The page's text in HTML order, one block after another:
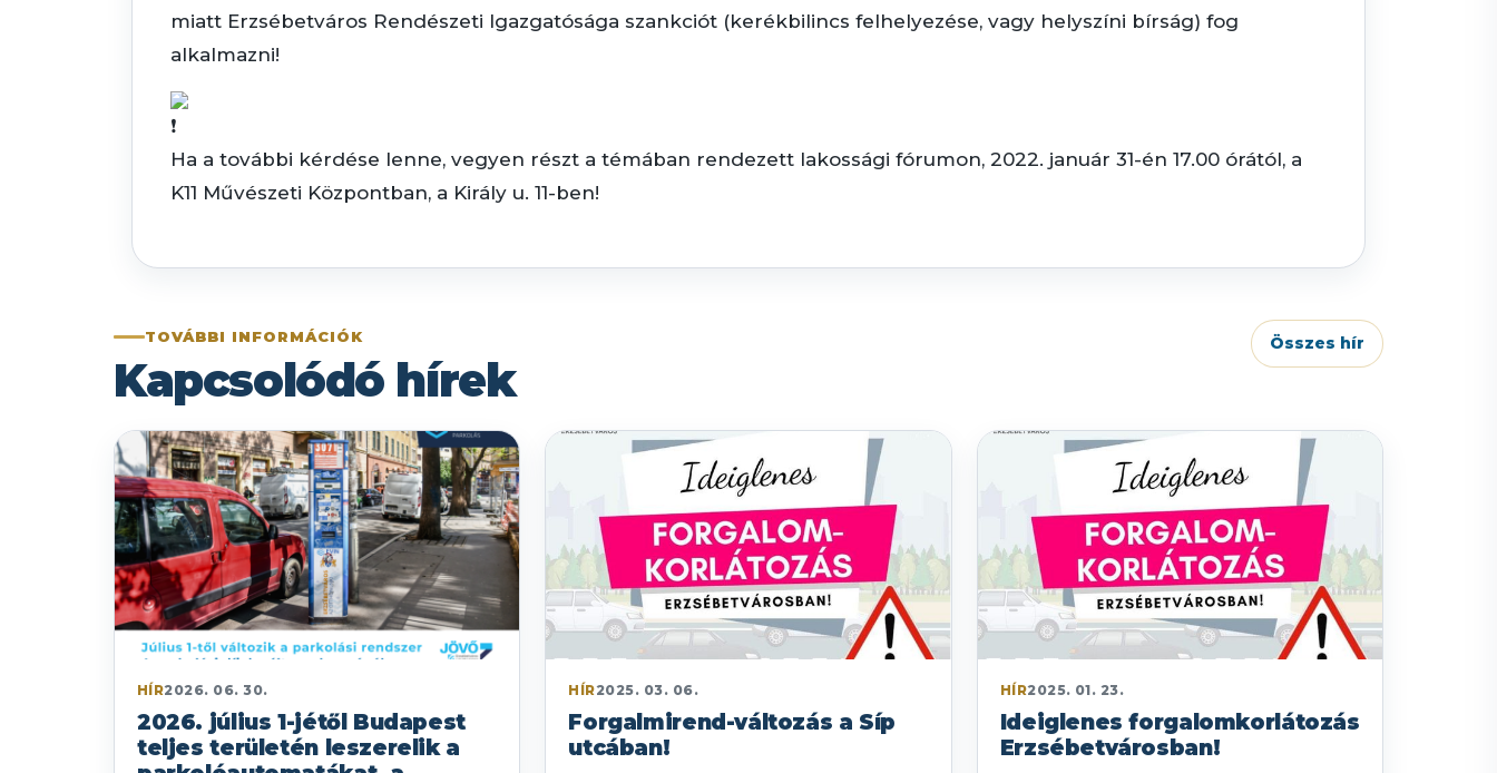
miatt Erzsébetváros Rendészeti Igazgatósága szankciót (kerékbilincs felhelyezése, vagy helyszíni bírság) fog
alkalmazni!
Ha a további kérdése lenne, vegyen részt a témában rendezett lakossági fórumon, 2022. január 31-én 17.00 órától, a
K11 Művészeti Központban, a Király u. 11-ben!
TOVÁBBI INFORMÁCIÓK
Kapcsolódó hírek
Összes hír
HÍR2026. 06. 30.
2026. július 1-jétől Budapest
teljes területén leszerelik a
HÍR2025. 03. 06.
Forgalmirend-változás a Síp
utcában!
HÍR2025. 01. 23.
Ideiglenes forgalomkorlátozás
Erzsébetvárosban!